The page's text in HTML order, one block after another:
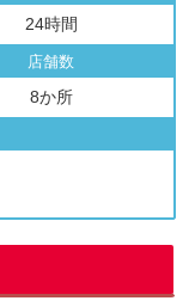
24時間
店舗数
8か所